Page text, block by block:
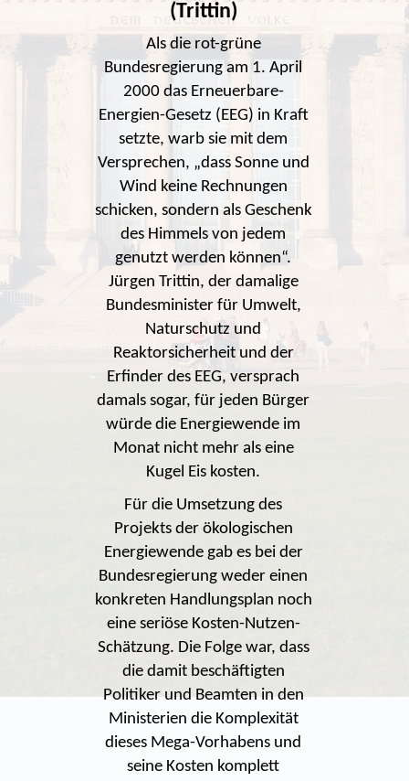
(Trittin)
Als die rot-grüne
Bundesregierung am 1. April
2000 das Erneuerbare-
Energien-Gesetz (EEG) in Kraft
setzte, warb sie mit dem
Versprechen, „dass Sonne und
Wind keine Rechnungen
schicken, sondern als Geschenk
des Himmels von jedem
genutzt werden können“.
Jürgen Trittin, der damalige
Bundesminister für Umwelt,
Naturschutz und
Reaktorsicherheit und der
Erfinder des EEG, versprach
damals sogar, für jeden Bürger
würde die Energiewende im
Monat nicht mehr als eine
Kugel Eis kosten.
Für die Umsetzung des
Projekts der ökologischen
Energiewende gab es bei der
Bundesregierung weder einen
konkreten Handlungsplan noch
eine seriöse Kosten-Nutzen-
Schätzung. Die Folge war, dass
die damit beschäftigten
Politiker und Beamten in den
Ministerien die Komplexität
dieses Mega-Vorhabens und
seine Kosten komplett